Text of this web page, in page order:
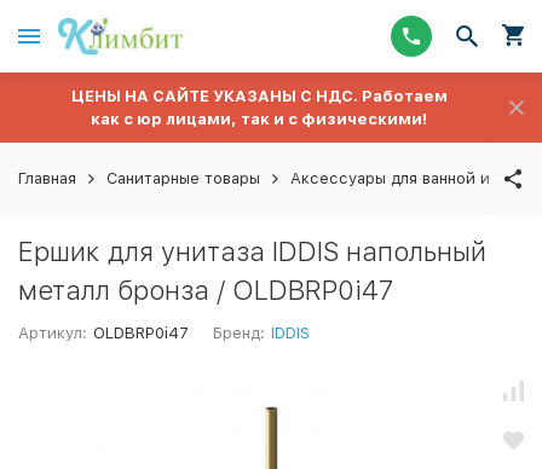
ЦЕНЫ НА САЙТЕ УКАЗАНЫ С НДС. Работаем
как с юр лицами, так и с физическими!
Главная Санитарные товары Аксессуары для ванной и
Ершик для унитаза IDDIS напольный
металл бронза / OLDBRP0i47
Артикул: OLDBRP0i47 Бренд: IDDIS